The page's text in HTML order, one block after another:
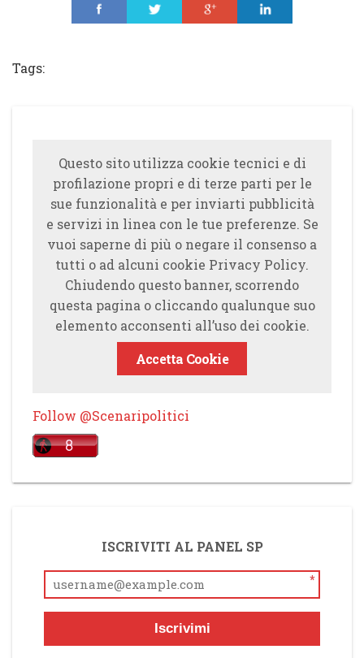
Tags:
Questo sito utilizza cookie tecnici e di
profilazione propri e di terze parti per le
sue funzionalità e per inviarti pubblicità
e servizi in linea con le tue preferenze. Se
vuoi saperne di più o negare il consenso a
tutti o ad alcuni cookie Privacy Policy.
Chiudendo questo banner, scorrendo
questa pagina o cliccando qualunque suo
elemento acconsenti all’uso dei cookie.
Accetta Cookie
Follow @Scenaripolitici
ISCRIVITI AL PANEL SP
*
Iscrivimi